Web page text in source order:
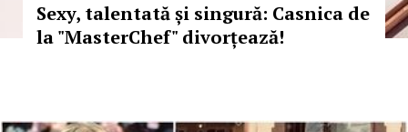
Sexy, talentată și singură: Casnica de
la "MasterChef" divorțează!